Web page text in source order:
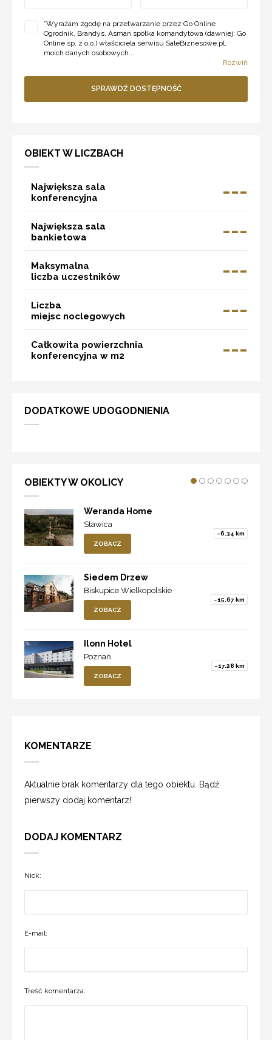
*Wyrażam zgodę na przetwarzanie przez Go Online
Ogrodnik, Brandys, Asman spółka komandytowa (dawniej: Go
Online sp. z o.o.) właściciela serwisu SaleBiznesowe.pl,
moich danych osobowych...
Rozwiń
SPRAWDŹ DOSTĘPNOŚĆ
OBIEKT W LICZBACH
Największa sala
konferencyjna
---
Największa sala
bankietowa
---
Maksymalna
liczba uczestników
---
Liczba
miejsc noclegowych
---
Całkowita powierzchnia
konferencyjna w m2
---
DODATKOWE UDOGODNIENIA
OBIEKTY W OKOLICY
Weranda Home
Sławica
~6.34 km
ZOBACZ
Siedem Drzew
Biskupice Wielkopolskie
~15.67 km
ZOBACZ
Ilonn Hotel
Poznań
~17.28 km
ZOBACZ
KOMENTARZE
Aktualnie brak komentarzy dla tego obiektu. Bądź
pierwszy dodaj komentarz!
DODAJ KOMENTARZ
Nick:
E-mail:
Treść komentarza: